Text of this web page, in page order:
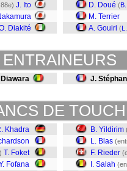
, 88e) J. Ito
Diakité
D. Doué (
M. Terrier
A. Gouiri (
ENTRAINEURS
Diawara J. Stéphan
DE
Khadra
T. Foket
Fofana
B. Yildirim
L. Blas
F. Rieder
I. Salah